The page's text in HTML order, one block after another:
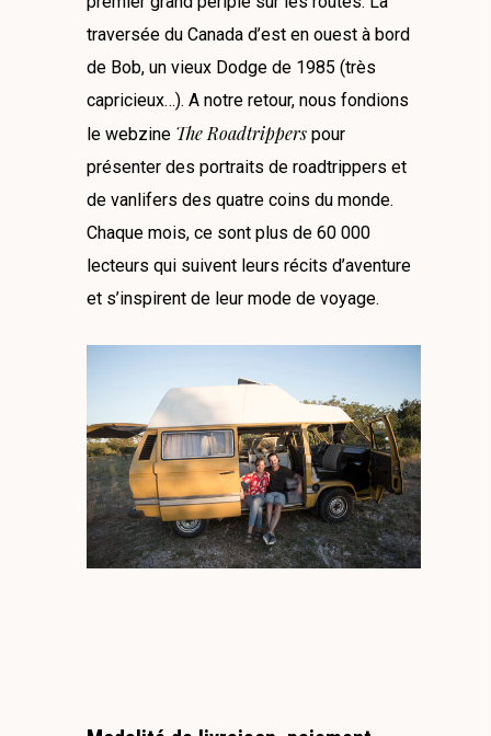
traversée du Canada d’est en ouest à bord
de Bob, un vieux Dodge de 1985 (très
capricieux…). A notre retour, nous fondions
le webzine The Roadtrippers pour
présenter des portraits de roadtrippers et
de vanlifers des quatre coins du monde.
Chaque mois, ce sont plus de 60 000
lecteurs qui suivent leurs récits d’aventure
et s’inspirent de leur mode de voyage.